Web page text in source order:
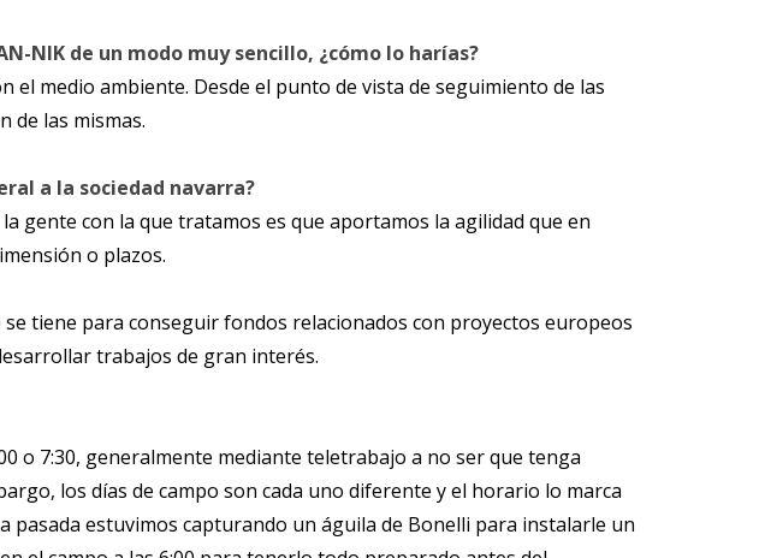
NIK de un modo muy sencillo, ¿cómo lo harías?
medio ambiente. Desde el punto de vista de seguimiento de las
de las mismas.
a la sociedad navarra?
gente con la que tratamos es que aportamos la agilidad que en
o plazos.
se tiene para conseguir fondos relacionados con proyectos europeos
trabajos de gran interés.
o 7:30, generalmente mediante teletrabajo a no ser que tenga
los días de campo son cada uno diferente y el horario lo marca
pasada estuvimos capturando un águila de Bonelli para instalarle un